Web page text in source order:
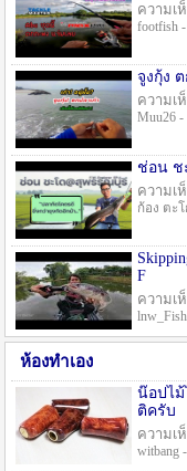
ความเ
footfish -
จูงกุ้ง
ความเ
Muu26 -
ช่อน ช
ความเ
ก้อง ตะ
F
ความเ
ห้องทำเอง
น๊อปไม้
ติครับ
ความเ
witbang -